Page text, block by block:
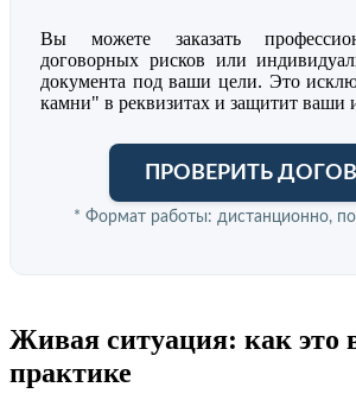
Вы можете заказать
договорных рисков или
документа под ваши цели. Это
камни" в реквизитах и защитит ваши
ПРОВЕРИТЬ
* Формат работы: дистанционно, по
Живая ситуация: как это
практике